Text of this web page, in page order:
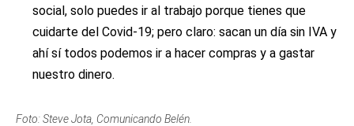
social, solo puedes ir al trabajo porque tienes que
cuidarte del Covid-19; pero claro: sacan un día sin IVA y
ahí sí todos podemos ir a hacer compras y a gastar
nuestro dinero.
Foto: Steve Jota, Comunicando Belén.